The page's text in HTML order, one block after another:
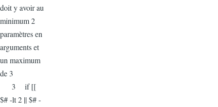
doit y avoir au
minimum 2
paramètres en
arguments et
un maximum
de 3
3 if [[
$# -lt 2 || $# -